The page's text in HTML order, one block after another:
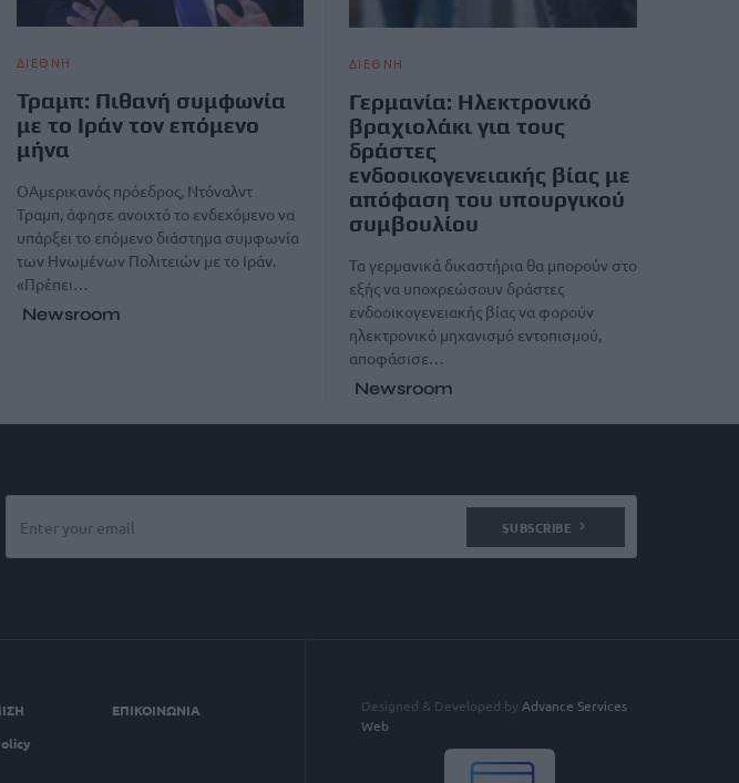
ΔΙΕΘΝΗ
Τραμπ: Πιθανή συμφωνία
με το Ιράν τον επόμενο
μήνα
ΟΑμερικανός πρόεδρος, Ντόναλντ
Τραμπ, άφησε ανοιχτό το ενδεχόμενο να
υπάρξει το επόμενο διάστημα συμφωνία
των Ηνωμένων Πολιτειών με το Ιράν.
«Πρέπει…
Newsroom
ΔΙΕΘΝΗ
Γερμανία: Ηλεκτρονικό
βραχιολάκι για τους
δράστες
ενδοοικογενειακής βίας με
απόφαση του υπουργικού
συμβουλίου
Τα γερμανικά δικαστήρια θα μπορούν στο
εξής να υποχρεώσουν δράστες
ενδοοικογενειακής βίας να φορούν
ηλεκτρονικό μηχανισμό εντοπισμού,
αποφάσισε…
Newsroom
SUBSCRIBE
ΕΠΙΚΟΙΝΩΝΙΑ
Designed & Developed by Advance Services
Web